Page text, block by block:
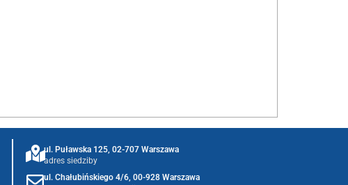
ul. Puławska 125, 02-707 Warszawa
adres siedziby
ul. Chałubińskiego 4/6, 00-928 Warszawa